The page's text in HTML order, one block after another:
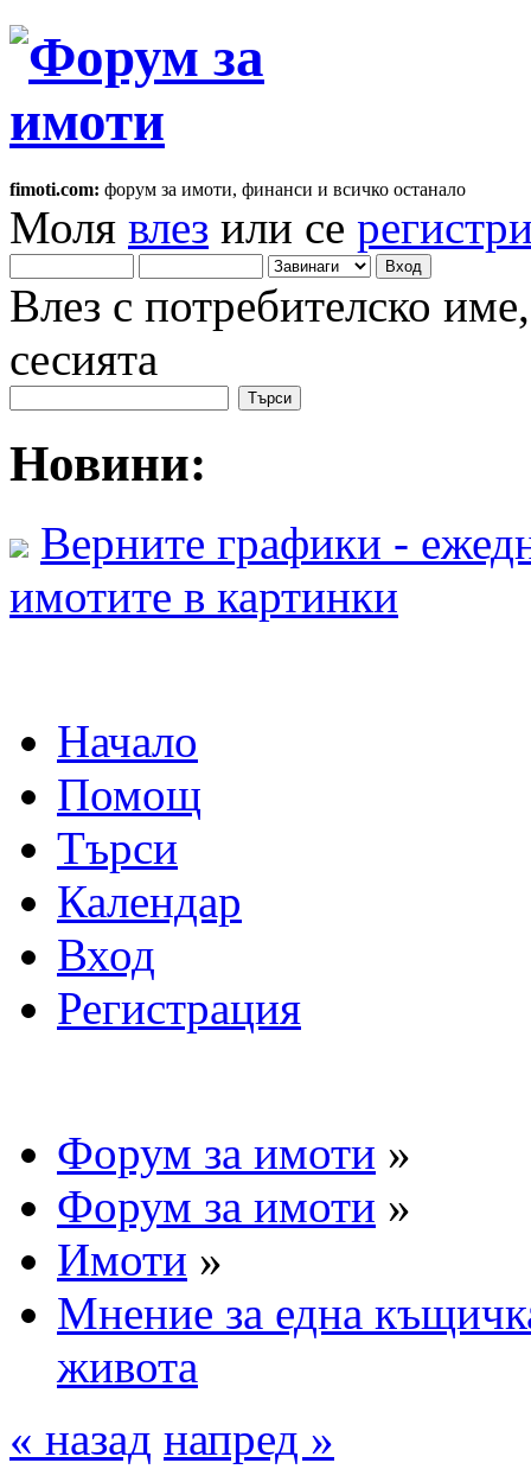
fimoti.com: форум за имоти, финанси и всичко останало
Моля влез или се
Влез с потребителско
сесията
Новини:
Верните графики -
имотите в картинки
Начало
Помощ
Търси
Календар
Вход
Регистрация
Форум за имоти »
Форум за имоти »
Имоти »
Мнение за една
живота
« назад напред »